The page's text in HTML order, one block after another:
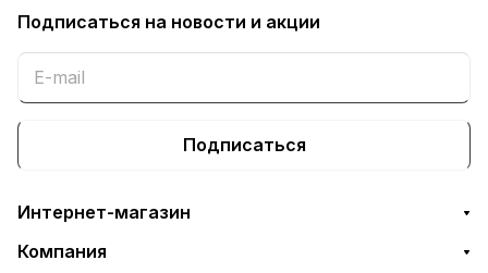
Подписаться на новости и акции
Подписаться
Интернет-магазин
Компания